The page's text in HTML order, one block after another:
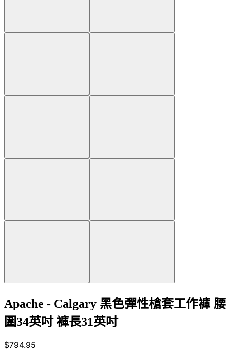
Apache - Calgary 黑色彈性槍套工作褲 腰
圍34英吋 褲長31英吋
$794.95